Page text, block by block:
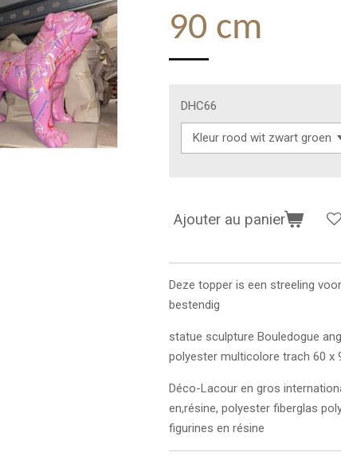
90 cm
DHC66
Ajouter au panier
Deze topper is een streeling
bestendig
statue sculpture Bouledogue
polyester multicolore trach 60 x
Déco-Lacour en gros
en,résine, polyester fiberglas
figurines en résine